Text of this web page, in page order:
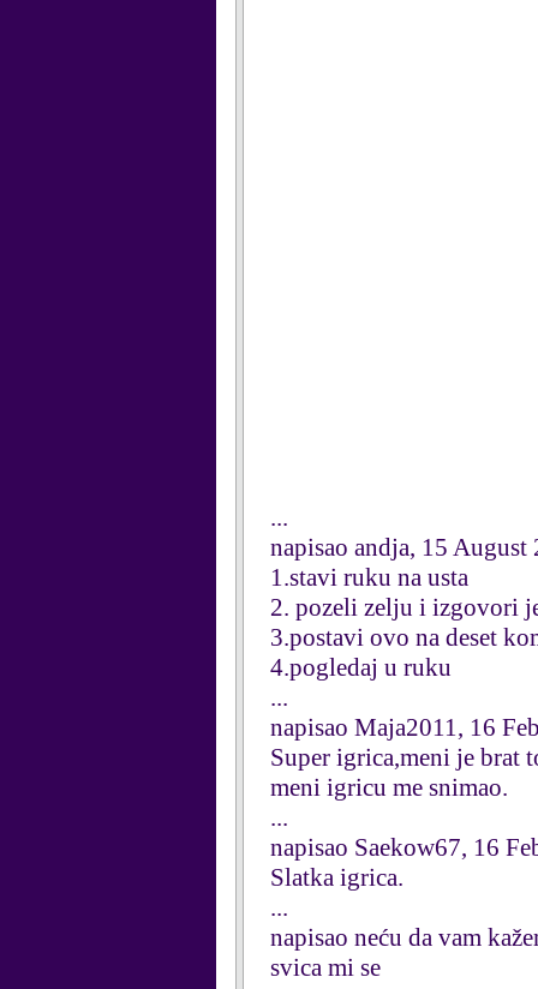
...
napisao andja, 15 August
1.stavi ruku na usta
2. pozeli zelju i izgovori
3.postavi ovo na deset
4.pogledaj u ruku
...
napisao Maja2011, 16
Super igrica,meni je brat
meni igricu me snimao.
...
napisao Saekow67, 16
Slatka igrica.
...
napisao neću da vam
svica mi se